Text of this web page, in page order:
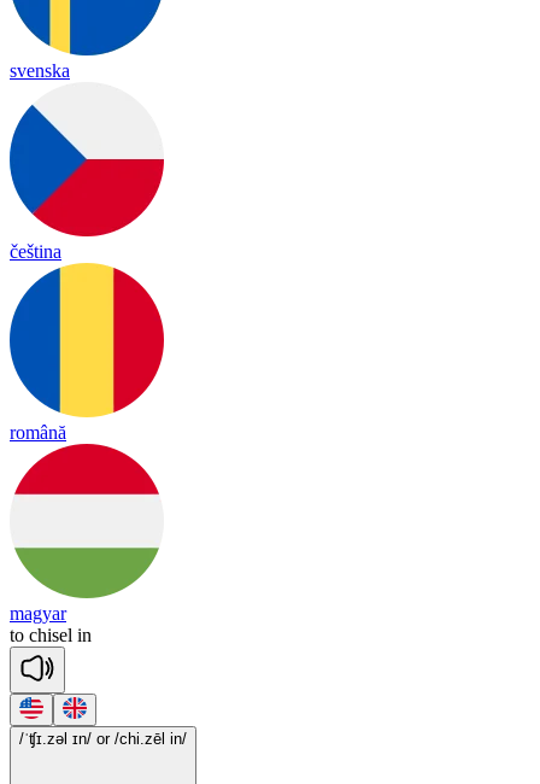
svenska
čeština
română
magyar
to chisel in
/ˈʧɪ.zəl ɪn/ or /chi.zēl in/